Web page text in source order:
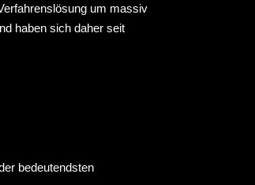
um massiv
haben sich daher seit
bedeutendsten